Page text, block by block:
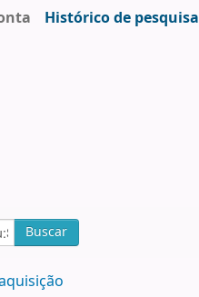
Histórico de pesquisa
Buscar